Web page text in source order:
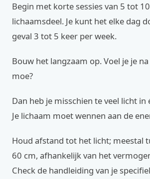
Begin met korte sessies van 5 tot
lichaamsdeel. Je kunt het elke dag
geval 3 tot 5 keer per week.
Bouw het langzaam op. Voel je je
moe?
Dan heb je misschien te veel licht in
Je lichaam moet wennen aan de
Houd afstand tot het licht; meestal
60 cm, afhankelijk van het
Check de handleiding van je